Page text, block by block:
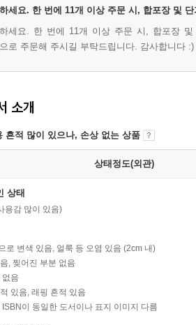
세요. 한 번에 11개 이상 주문 시, 합포장 및
세요. 한 번에 11개 이상 주문 시, 합포장
로 주문해 주시길 부탁드립니다. 감사합니다 :)
소개
흔적 많이 있으나, 손상 없는 상품
상태정도(외관)
상태
용감 많이 있음)
로 변색 있음, 얼룩 등 오염 있음 (2cm 내)
, 찢어진 부분 없음
없음
있음, 래핑 흔적 있음
ISBN이 동일한 도서이나 표지 이미지 다름